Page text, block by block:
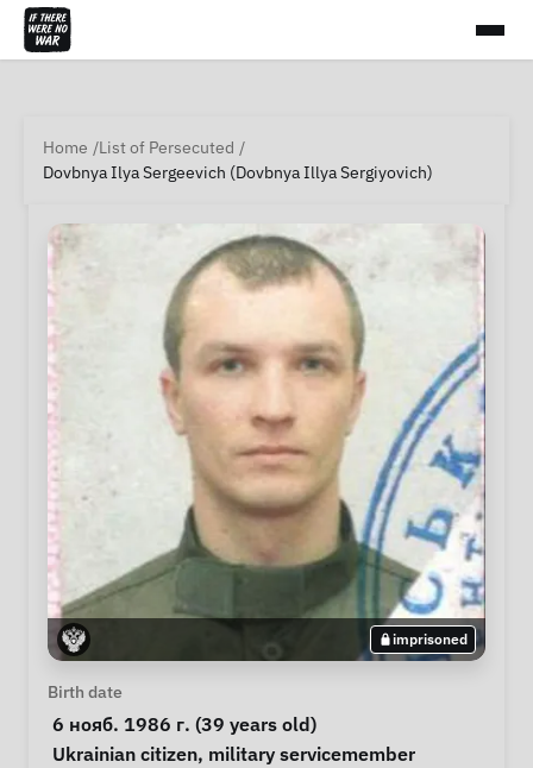
Home
List of Persecuted
Dovbnya Ilya Sergeevich (Dovbnya Illya Sergiyovich)
imprisoned
Personal Information
Birth date
6 нояб. 1986 г. (39 years old)
Special circumstances
Ukrainian citizen, military servicemember